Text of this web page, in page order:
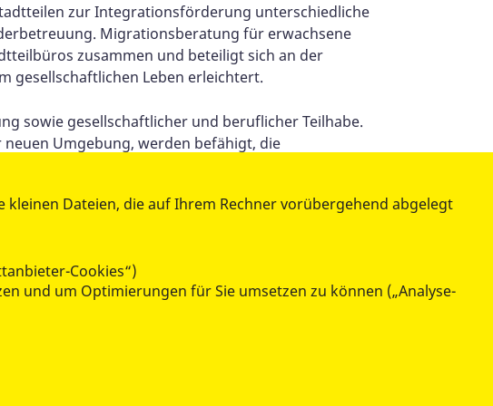
zur Integrationsförderung unterschiedliche
Migrationsberatung für erwachsene
zusammen und beteiligt sich an der
gesellschaftlichen Leben erleichtert.
sowie gesellschaftlicher und beruflicher Teilhabe.
Umgebung, werden befähigt, die
datenschutzkonform mitShariff
Dateien, die auf Ihrem Rechner vorübergehend abgelegt
Cookies“)
und um Optimierungen für Sie umsetzen zu können („Analyse-